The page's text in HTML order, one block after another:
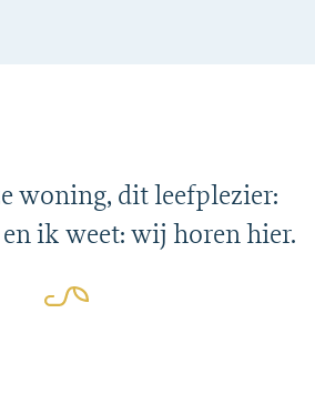
woning, dit leefplezier:
ik weet: wij horen hier.